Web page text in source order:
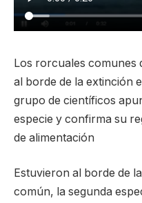
Los rorcuales comunes
al borde de la extinción
grupo de científicos
especie y confirma su
de alimentación
Estuvieron al borde de
común, la segunda